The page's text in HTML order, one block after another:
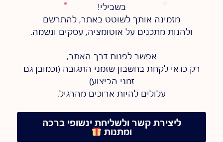
בשבילי!
מזמינה אותך לשוטט באתר, להתרשם
ולהנות מתכנים על אוטומציה, עסקים ונשמה.
אפשר לפנות דרך האתר,
רק כדאי לקחת בחשבון שזמני התגובה (וכמובן גם
זמני הביצוע)
עלולים להיות ארוכים מהרגיל.
ליצירת קשר ולשליחת ינשופי ברכה
ומתנות